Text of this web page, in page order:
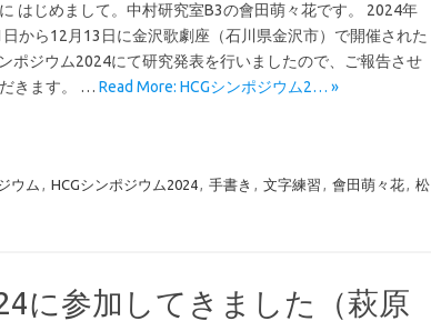
はじめまして。中村研究室B3の會田萌々花です。 2024年
から12月13日に金沢歌劇座（石川県金沢市）で開催された
ポジウム2024にて研究発表を行いましたので、ご報告させ
きます。 … Read More: HCGシンポジウム2… »
ウム , HCGシンポジウム2024, 手書き , 文字練習 , 會田萌々花, 松
に参加してきました（萩原